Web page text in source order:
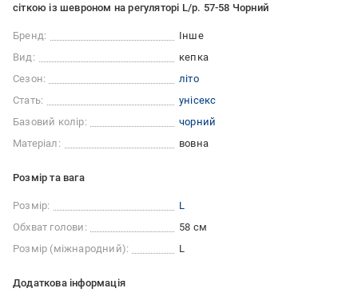
сіткою із шевроном на регуляторі L/р. 57-58 Чорний
Бренд:
Інше
Вид:
кепка
Сезон:
літо
Стать:
унісекс
Базовий колір:
чорний
Матеріал:
вовна
Розмір та вага
Розмір:
L
Обхват голови:
58 см
Розмір (міжнародний):
L
Додаткова інформація